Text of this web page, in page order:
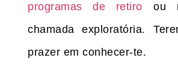
programas de retiro ou
chamada exploratória.
prazer em conhecer-te.